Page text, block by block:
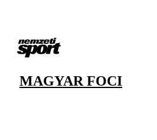
MAGYAR FOCI